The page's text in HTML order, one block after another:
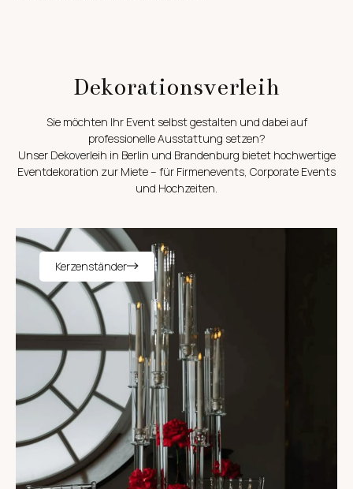
Dekorationsverleih
Sie möchten Ihr Event selbst gestalten und dabei auf
professionelle Ausstattung setzen?
Unser Dekoverleih in Berlin und Brandenburg bietet hochwertige
Eventdekoration zur Miete – für Firmenevents, Corporate Events
und Hochzeiten.
Kerzenständer